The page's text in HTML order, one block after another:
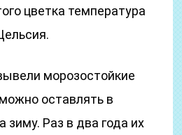
цветка температура
морозостойкие
оставлять в
зиму. Раз в два года их